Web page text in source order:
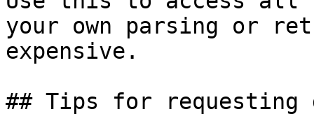
your own parsing or
expensive.
## Tips for requesting